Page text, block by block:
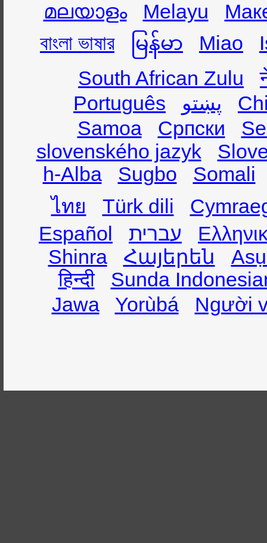
മലയാളം
Melayu
বাংলা ভাষার
မြန်မာ Miao
South African Zulu
Português
پښتو
Samoa
Српски
slovenského jazyk
h-Alba
Sugbo
Somali
ไทย
Türk dili
Español
עברית
Shinra
Հայերեն
हिन्दी
Sunda
Jawa
Yorùbá Người